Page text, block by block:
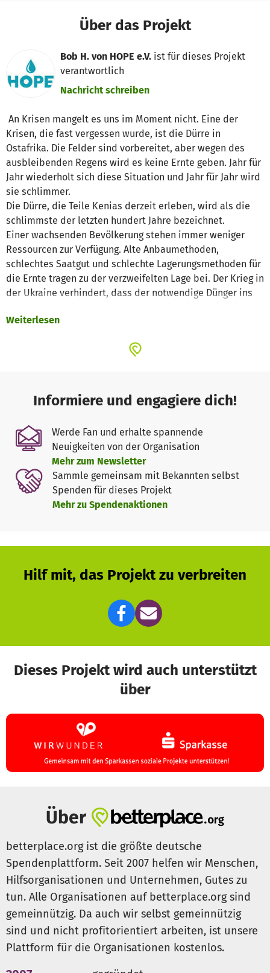
Über das Projekt
Bob H. von HOPE e.V. ist für dieses Projekt
verantwortlich
Nachricht schreiben
An Krisen mangelt es uns im Moment nicht. Eine der
Krisen, die fast vergessen wurde, ist die Dürre in
Ostafrika. Die Felder sind vorbereitet, aber wegen des
ausbleibenden Regens wird es keine Ernte geben. Jahr für
Jahr wiederholt sich diese Situation und Jahr für Jahr wird
sie schlimmer.
Die Dürre, die Teile Kenias derzeit erleben, wird als die
schlimmste der letzten hundert Jahre bezeichnet.
Einer wachsenden Bevölkerung stehen immer weniger
Ressourcen zur Verfügung. Alte Anbaumethoden,
schlechtes Saatgut und schlechte Lagerungsmethoden für
die Ernte tragen zu der verzweifelten Lage bei. Der Krieg in
der Ukraine verhindert, dass der notwendige Dünger ins
weiterer Faktor. Ebenso wie die politische Pattsituation
schlimmer macht, ist der drastische Klimawandel, von
verändern, aber das braucht Zeit.
Mit unserem Aufruf wollen wir Mittel für den Kauf von
Nahrungsmitteln bereitstellen, um eine schreckliche
Katastrophe abzuwenden, bei der viele Menschen
verhungern könnten.
In den nächsten etwa drei Monaten möchten wir ca. 80
Familien (Durchschnittsgröße ca. sechs Personen) mit
Lebensmitteln versorgen. Dafür benötigen wir jeden
Monat 5000 EUR.
Weiterlesen
Informiere und engagiere dich!
Werde Fan und erhalte spannende
Neuigkeiten von der Organisation
Mehr zum Newsletter
Sammle gemeinsam mit Bekannten selbst
Spenden für dieses Projekt
Mehr zu Spendenaktionen
Hilf mit, das Projekt zu verbreiten
Dieses Projekt wird auch unterstützt
über
Über
betterplace.org ist die größte deutsche
Spendenplattform. Seit 2007 helfen wir Menschen,
Hilfsorganisationen und Unternehmen, Gutes zu
tun. Alle Organisationen auf betterplace.org sind
gemeinnützig. Da auch wir selbst gemeinnützig
sind und nicht profitorientiert arbeiten, ist unsere
Plattform für die Organisationen kostenlos.